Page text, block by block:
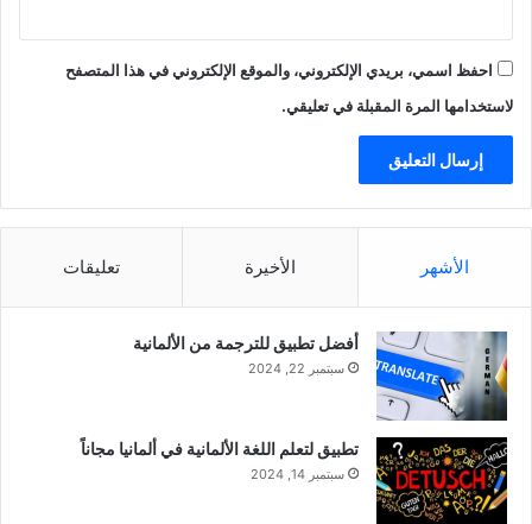
احفظ اسمي، بريدي الإلكتروني، والموقع الإلكتروني في هذا المتصفح
لاستخدامها المرة المقبلة في تعليقي.
الأشهر الأخيرة تعليقات
أفضل تطبيق للترجمة من الألمانية
سبتمبر 22, 2024
تطبيق لتعلم اللغة الألمانية في ألمانيا مجاناً
سبتمبر 14, 2024